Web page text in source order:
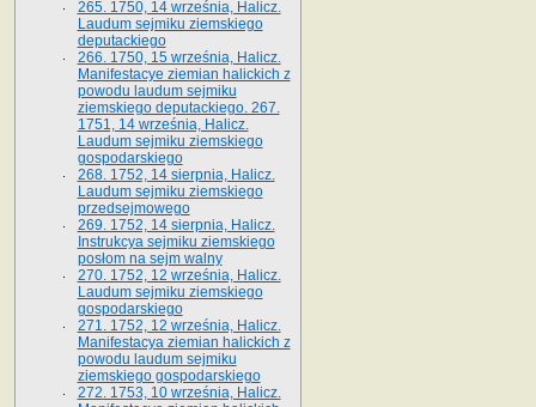
265. 1750, 14 września, Halicz.
Laudum sejmiku ziemskiego
deputackiego
266. 1750, 15 września, Halicz.
Manifestacye ziemian halickich z
powodu laudum sejmiku
ziemskiego deputackiego. 267.
1751, 14 września, Halicz.
Laudum sejmiku ziemskiego
gospodarskiego
268. 1752, 14 sierpnia, Halicz.
Laudum sejmiku ziemskiego
przedsejmowego
269. 1752, 14 sierpnia, Halicz.
Instrukcya sejmiku ziemskiego
posłom na sejm walny
270. 1752, 12 września, Halicz.
Laudum sejmiku ziemskiego
gospodarskiego
271. 1752, 12 września, Halicz.
Manifestacya ziemian halickich z
powodu laudum sejmiku
ziemskiego gospodarskiego
272. 1753, 10 września, Halicz.